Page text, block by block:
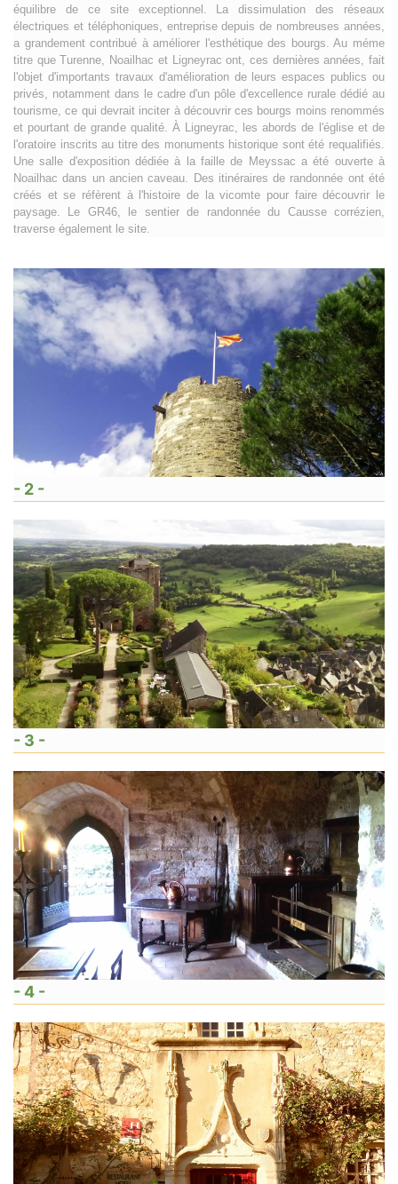
équilibre de ce site exceptionnel. La dissimulation des réseaux
électriques et téléphoniques, entreprise depuis de nombreuses années,
a grandement contribué à améliorer l'esthétique des bourgs. Au méme
titre que Turenne, Noailhac et Ligneyrac ont, ces dernières années, fait
l'objet d'importants travaux d'amélioration de leurs espaces publics ou
privés, notamment dans le cadre d'un pôle d'excellence rurale dédié au
tourisme, ce qui devrait inciter à découvrir ces bourgs moins renommés
et pourtant de grande qualité. À Ligneyrac, les abords de l'église et de
l'oratoire inscrits au titre des monuments historique sont été requalifiés.
Une salle d'exposition dédiée à la faille de Meyssac a été ouverte à
Noailhac dans un ancien caveau. Des itinéraires de randonnée ont été
créés et se réfèrent à l'histoire de la vicomte pour faire découvrir le
paysage. Le GR46, le sentier de randonnée du Causse corrézien,
traverse également le site.
- 2 -
- 3 -
- 4 -